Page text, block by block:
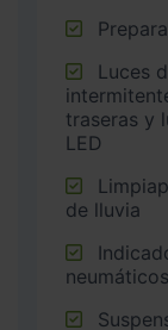
traseras y
LED
de lluvia
neumáticos